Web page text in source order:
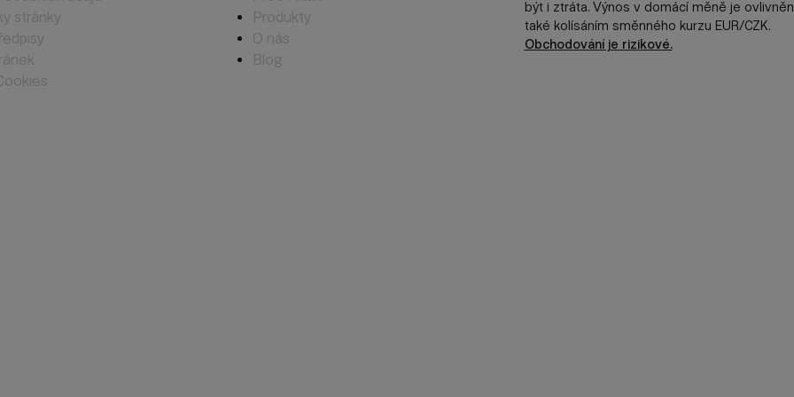
stránky
Produkty
O nás
Blog
být i ztráta. Výnos v domácí měně je ovlivněn
také kolísáním směnného kurzu EUR/CZK.
Obchodování je rizikové.